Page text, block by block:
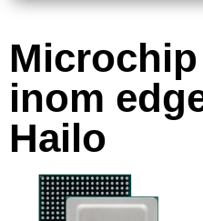
inom
Hailo